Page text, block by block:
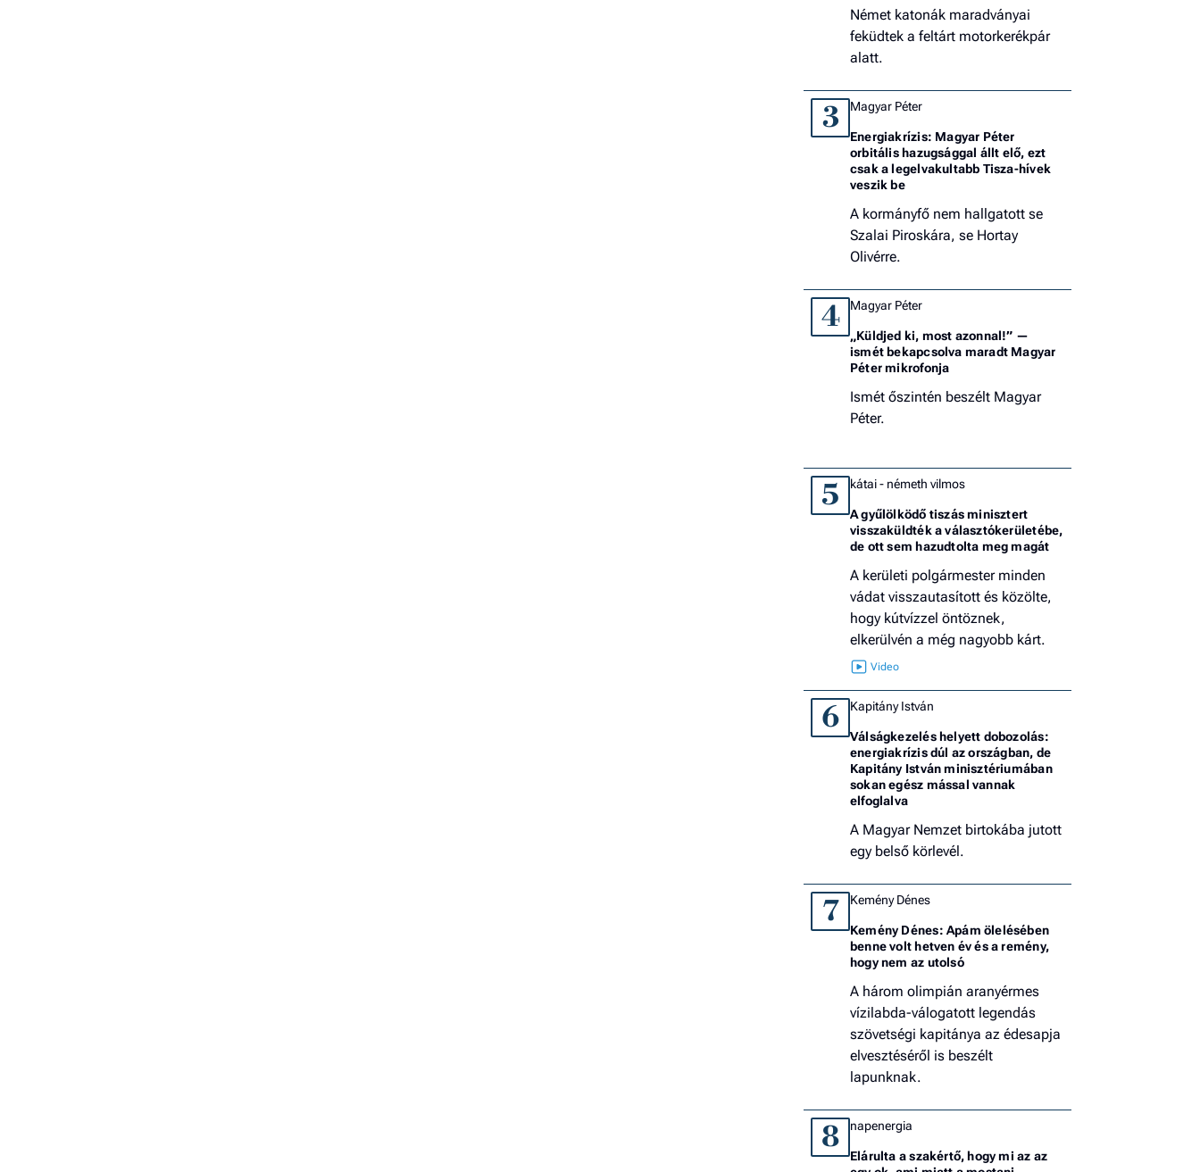
Német katonák maradványai
feküdtek a feltárt motorkerékpár
alatt.
3 Magyar Péter
Energiakrízis: Magyar Péter
orbitális hazugsággal állt elő, ezt
csak a legelvakultabb Tisza-hívek
veszik be
A kormányfő nem hallgatott se
Szalai Piroskára, se Hortay
Olivérre.
4 Magyar Péter
„Küldjed ki, most azonnal!” —
ismét bekapcsolva maradt Magyar
Péter mikrofonja
Ismét őszintén beszélt Magyar
Péter.
5 kátai - németh vilmos
A gyűlölködő tiszás minisztert
visszaküldték a választókerületébe,
de ott sem hazudtolta meg magát
A kerületi polgármester minden
vádat visszautasított és közölte,
hogy kútvízzel öntöznek,
elkerülvén a még nagyobb kárt.
6 Kapitány István
Válságkezelés helyett dobozolás:
energiakrízis dúl az országban, de
Kapitány István minisztériumában
sokan egész mással vannak
elfoglalva
A Magyar Nemzet birtokába jutott
egy belső körlevél.
7 Kemény Dénes
Kemény Dénes: Apám ölelésében
benne volt hetven év és a remény,
hogy nem az utolsó
A három olimpián aranyérmes
vízilabda-válogatott legendás
szövetségi kapitánya az édesapja
elvesztéséről is beszélt
lapunknak.
8 napenergia
Elárulta a szakértő, hogy mi az az